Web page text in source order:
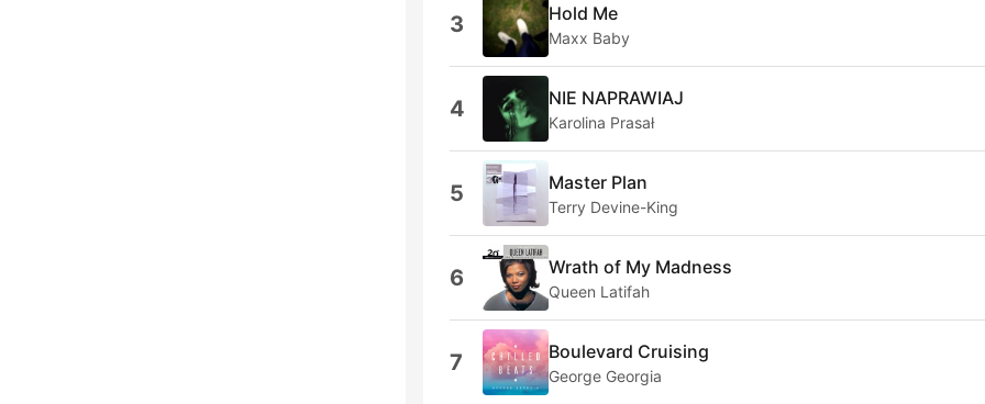
3 Hold Me
Maxx Baby
4 NIE NAPRAWIAJ
Karolina Prasał
5 Master Plan
Terry Devine-King
6 Wrath of My Madness
Queen Latifah
7 Boulevard Cruising
George Georgia